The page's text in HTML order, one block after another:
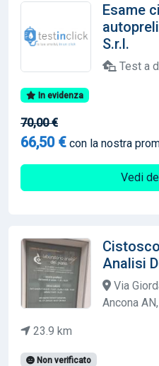
Esame
S.r.l.
Test a
In evidenza
70,00 €
66,50 € con la nostra
Vedi
Analisi
Via
Ancona
23.9 km
Non verificato